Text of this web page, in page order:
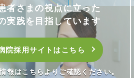
者さまの視点に立った
実践を目指しています
院採用サイトはこちら
報はこちらよりご確認ください。